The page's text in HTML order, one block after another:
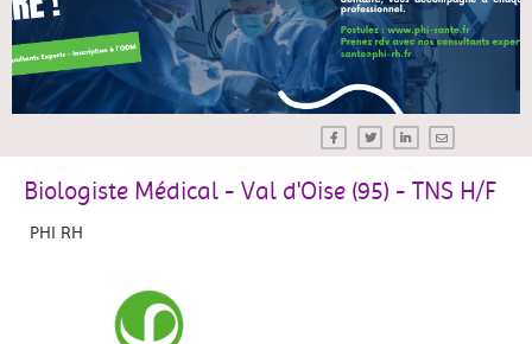
Biologiste Médical - Val d'Oise (95) - TNS H/F
PHI RH